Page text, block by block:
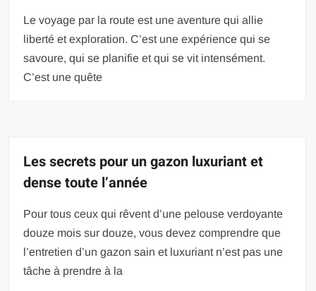
Le voyage par la route est une aventure qui allie
liberté et exploration. C’est une expérience qui se
savoure, qui se planifie et qui se vit intensément.
C’est une quête
Les secrets pour un gazon luxuriant et
dense toute l’année
Pour tous ceux qui rêvent d’une pelouse verdoyante
douze mois sur douze, vous devez comprendre que
l’entretien d’un gazon sain et luxuriant n’est pas une
tâche à prendre à la